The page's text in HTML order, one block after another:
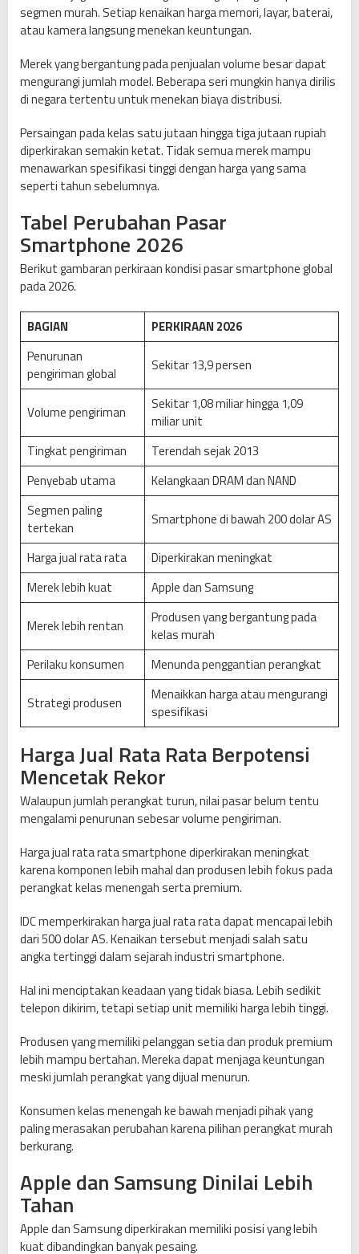
segmen murah. Setiap kenaikan harga memori, layar, baterai,
atau kamera langsung menekan keuntungan.
Merek yang bergantung pada penjualan volume besar dapat
mengurangi jumlah model. Beberapa seri mungkin hanya dirilis
di negara tertentu untuk menekan biaya distribusi.
Persaingan pada kelas satu jutaan hingga tiga jutaan rupiah
diperkirakan semakin ketat. Tidak semua merek mampu
menawarkan spesifikasi tinggi dengan harga yang sama
seperti tahun sebelumnya.
Tabel Perubahan Pasar
Smartphone 2026
Berikut gambaran perkiraan kondisi pasar smartphone global
pada 2026.
BAGIAN
PERKIRAAN 2026
Penurunan
pengiriman global
Sekitar 13,9 persen
Volume pengiriman
Sekitar 1,08 miliar hingga 1,09
miliar unit
Tingkat pengiriman
Terendah sejak 2013
Penyebab utama
Kelangkaan DRAM dan NAND
Segmen paling
tertekan
Smartphone di bawah 200 dolar AS
Harga jual rata rata
Diperkirakan meningkat
Merek lebih kuat
Apple dan Samsung
Merek lebih rentan
Produsen yang bergantung pada
kelas murah
Perilaku konsumen
Menunda penggantian perangkat
Strategi produsen
Menaikkan harga atau mengurangi
spesifikasi
Harga Jual Rata Rata Berpotensi
Mencetak Rekor
Walaupun jumlah perangkat turun, nilai pasar belum tentu
mengalami penurunan sebesar volume pengiriman.
Harga jual rata rata smartphone diperkirakan meningkat
karena komponen lebih mahal dan produsen lebih fokus pada
perangkat kelas menengah serta premium.
IDC memperkirakan harga jual rata rata dapat mencapai lebih
dari 500 dolar AS. Kenaikan tersebut menjadi salah satu
angka tertinggi dalam sejarah industri smartphone.
Hal ini menciptakan keadaan yang tidak biasa. Lebih sedikit
telepon dikirim, tetapi setiap unit memiliki harga lebih tinggi.
Produsen yang memiliki pelanggan setia dan produk premium
lebih mampu bertahan. Mereka dapat menjaga keuntungan
meski jumlah perangkat yang dijual menurun.
Konsumen kelas menengah ke bawah menjadi pihak yang
paling merasakan perubahan karena pilihan perangkat murah
berkurang.
Apple dan Samsung Dinilai Lebih
Tahan
Apple dan Samsung diperkirakan memiliki posisi yang lebih
kuat dibandingkan banyak pesaing.